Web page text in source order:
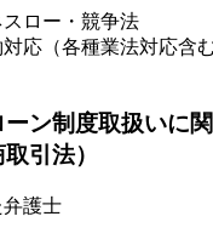
ロー・競争法
応（各種業法対応含む
ーン制度取扱いに
引法）
護士